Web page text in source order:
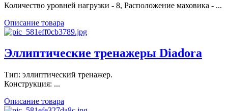
Количество уровней нагрузки - 8, Расположение маховика - ...
Описание товара
Эллиптические тренажеры Diadora
Тип: эллиптический тренажер.
Конструкция: ...
Описание товара